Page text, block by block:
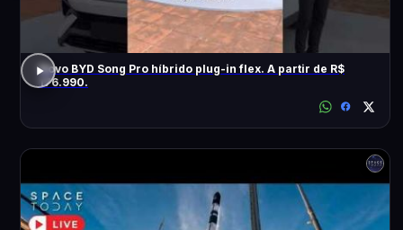
Novo BYD Song Pro híbrido plug-in flex. A partir de R$
176.990.